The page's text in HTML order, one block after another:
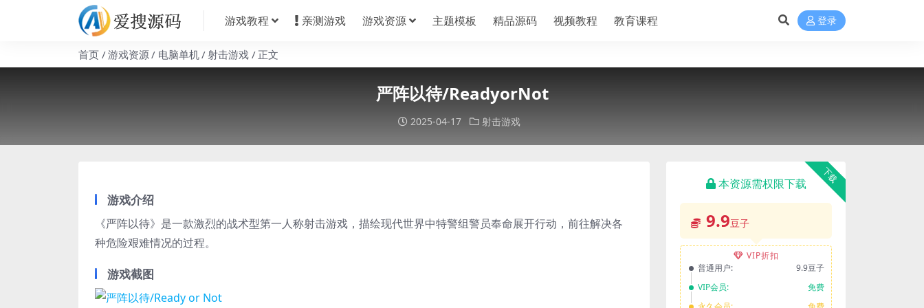
游戏教程 亲测游戏 游戏资源 主题模板 精品源码 视频教程 教育课程 登录
首页 游戏资源 电脑单机 射击游戏 正文
严阵以待/ReadyorNot
2025-04-17 射击游戏
游戏介绍
《严阵以待》是一款激烈的战术型第一人称射击游戏，描绘现代世界中特警组警员奉命展开行动，前往解决各
种危险艰难情况的过程。
游戏截图
下载
本资源需权限下载
9.9豆子
VIP折扣
普通用户:
9.9豆子
VIP会员:
免费